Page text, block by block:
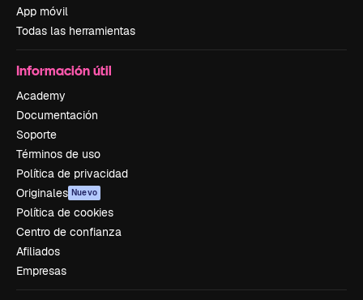
App móvil
Todas las herramientas
Información útil
Academy
Documentación
Soporte
Términos de uso
Política de privacidad
Originales Nuevo
Política de cookies
Centro de confianza
Afiliados
Empresas